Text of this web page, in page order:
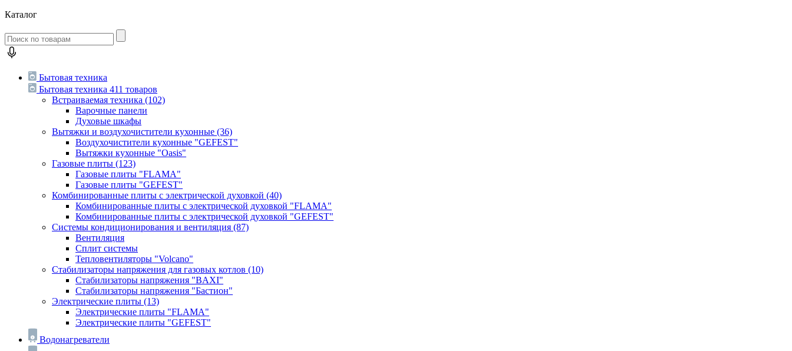
Каталог
Бытовая техника
Бытовая техника 411 товаров
Встраиваемая техника (102)
Варочные панели
Духовые шкафы
Вытяжки и воздухочистители кухонные (36)
Воздухочистители кухонные "GEFEST"
Вытяжки кухонные "Oasis"
Газовые плиты (123)
Газовые плиты "FLAMA"
Газовые плиты "GEFEST"
Комбинированные плиты с электрической духовкой (40)
Комбинированные плиты с электрической духовкой "FLAMA"
Комбинированные плиты с электрической духовкой "GEFEST"
Системы кондиционирования и вентиляция (87)
Вентиляция
Сплит системы
Тепловентиляторы "Volcano"
Стабилизаторы напряжения для газовых котлов (10)
Стабилизаторы напряжения "BAXI"
Стабилизаторы напряжения "Бастион"
Электрические плиты (13)
Электрические плиты "FLAMA"
Электрические плиты "GEFEST"
Водонагреватели